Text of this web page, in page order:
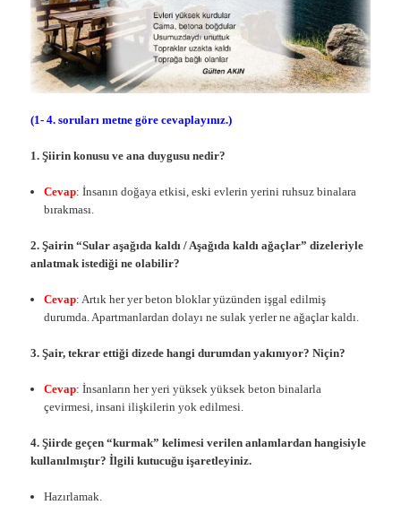
(1- 4. soruları metne göre cevaplayınız.)
1. Şiirin konusu ve ana duygusu nedir?
Cevap: İnsanın doğaya etkisi, eski evlerin yerini ruhsuz binalara
bırakması.
2. Şairin “Sular aşağıda kaldı / Aşağıda kaldı ağaçlar” dizeleriyle
anlatmak istediği ne olabilir?
Cevap: Artık her yer beton bloklar yüzünden işgal edilmiş
durumda. Apartmanlardan dolayı ne sulak yerler ne ağaçlar kaldı.
3. Şair, tekrar ettiği dizede hangi durumdan yakınıyor? Niçin?
Cevap: İnsanların her yeri yüksek yüksek beton binalarla
çevirmesi, insani ilişkilerin yok edilmesi.
4. Şiirde geçen “kurmak” kelimesi verilen anlamlardan hangisiyle
kullanılmıştır? İlgili kutucuğu işaretleyiniz.
Hazırlamak.